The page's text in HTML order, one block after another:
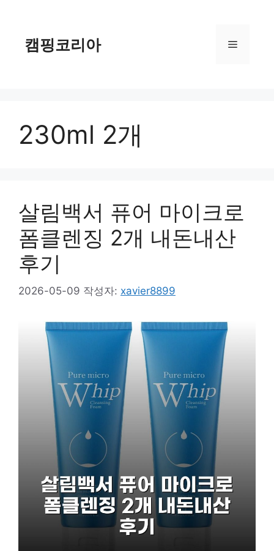
캠핑코리아 메
230ml 2개
살림백서 퓨어 마이크로
폼클렌징 2개 내돈내산
후기
2026-05-09 작성자: xavier8899